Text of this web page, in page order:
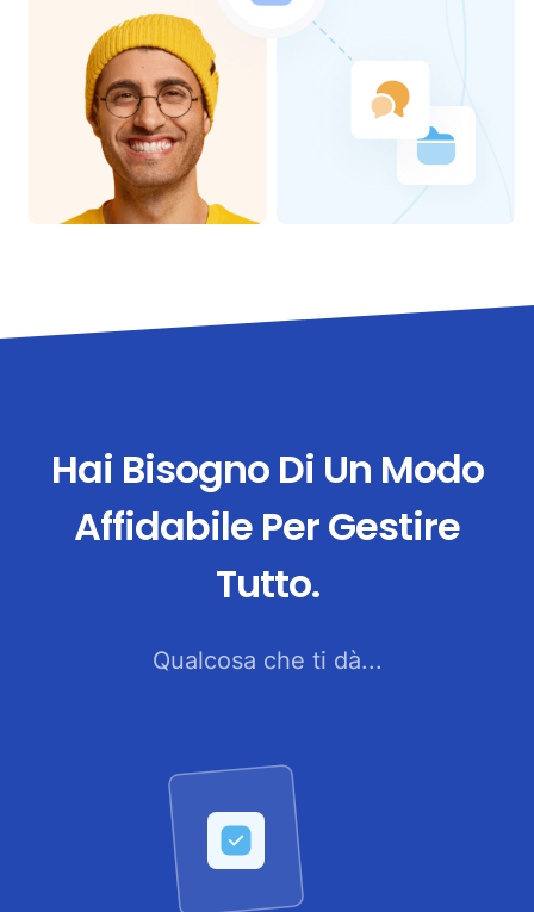
Hai Bisogno Di Un Modo
Affidabile Per Gestire
Tutto.
Qualcosa che ti dà...